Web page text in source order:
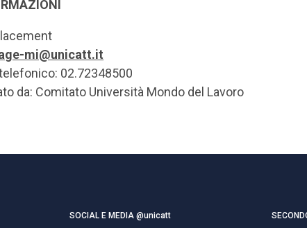
mi@unicatt.it
02.72348500
da: Comitato Università Mondo del Lavoro
SOCIAL E MEDIA @unicatt